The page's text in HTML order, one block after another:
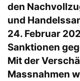
den
und
24. Februar
Sanktionen
Mit der
Massnahmen